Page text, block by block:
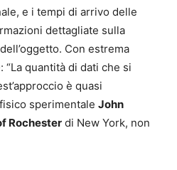
e i tempi di arrivo delle
dettagliate sulla
Con estrema
quantità di dati che si
è quasi
sperimentale John
Rochester di New York, non